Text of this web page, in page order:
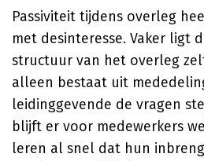
Passiviteit tijdens overleg
met desinteresse. Vaker ligt
structuur van het overleg
alleen bestaat uit
leidinggevende de vragen
blijft er voor medewerkers
leren al snel dat hun